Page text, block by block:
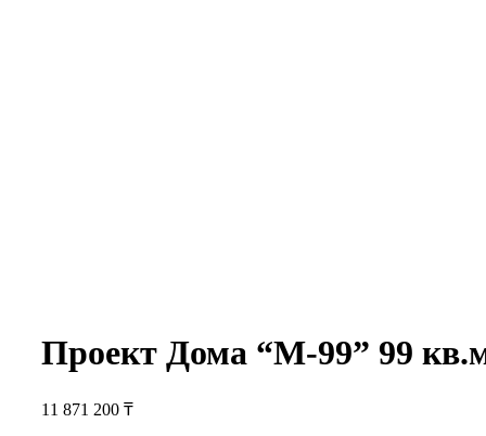
Проект Дома “М-99” 99
11 871 200 ₸